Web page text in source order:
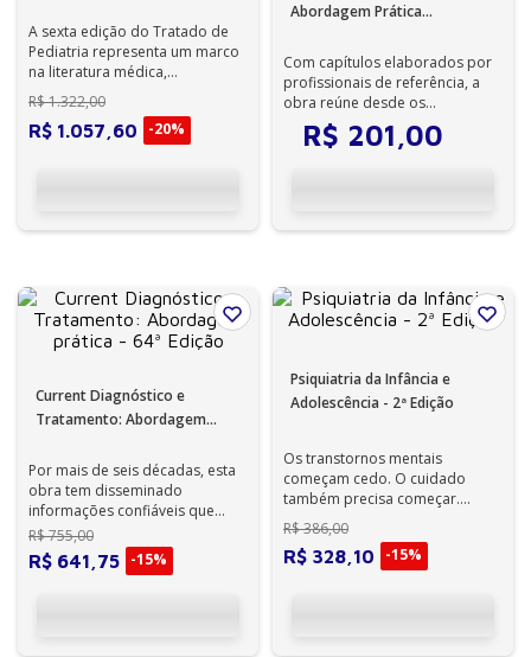
A sexta edição do Tratado de
Pediatria representa um marco
na literatura médica,
consolidandose como uma
referência indi...
R$1.322,00
R$ 1.057 60 -20%
Abordagem Prática
Com capítulos elaborados por
profissionais de referência, a
obra reúne desde os
fundamentos dos sistemas de
alto desempe...
R$ 201,00
Current Diagnóstico e
Tratamento: Abordagem
Por mais de seis décadas, esta
obra tem disseminado
informações confiáveis que
estudantes, residentes e
médicos necessit...
R$755,00
R$ 641 75 -15%
Psiquiatria da Infância e
Adolescência - 2ª Edição
Os transtornos mentais
começam cedo. O cuidado
também precisa começar.
Mais de 1 em cada 10 crianças e
jovens n...
R$386,00
R$ 328 10 -15%